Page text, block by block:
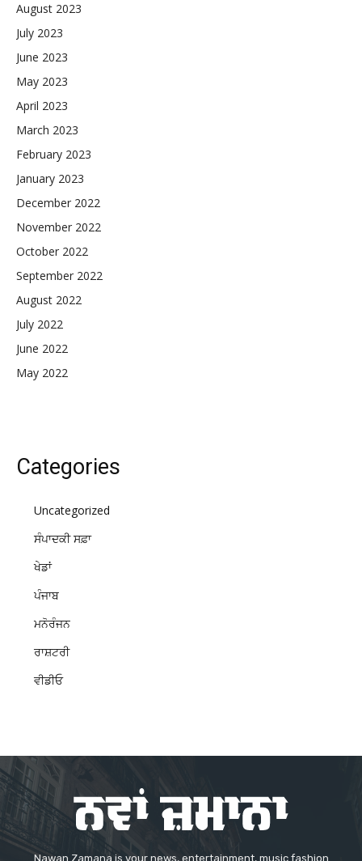
August 2023
July 2023
June 2023
May 2023
April 2023
March 2023
February 2023
January 2023
December 2022
November 2022
October 2022
September 2022
August 2022
July 2022
June 2022
May 2022
Categories
Uncategorized
ਸੰਪਾਦਕੀ ਸਫ਼ਾ
ਖੇਡਾਂ
ਪੰਜਾਬ
ਮਨੋਰੰਜਨ
ਰਾਸ਼ਟਰੀ
ਵੀਡੀਓ
Nawan Zamana is your news, entertainment, music fashion